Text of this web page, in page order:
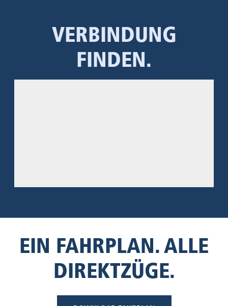
VERBINDUNG
FINDEN.
EIN FAHRPLAN. ALLE
DIREKTZÜGE.